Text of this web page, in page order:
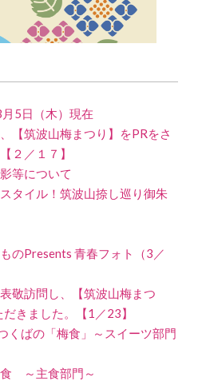
月5日（木）現在
【筑波山梅まつり】をPRをさ
２／１７】
等について
タイル！筑波山捺し巡り御朱
のPresents 青春フォト（3／
敬訪問し、【筑波山梅まつ
きました。【1／23】
くばの「梅食」～スイーツ部門
～主食部門～